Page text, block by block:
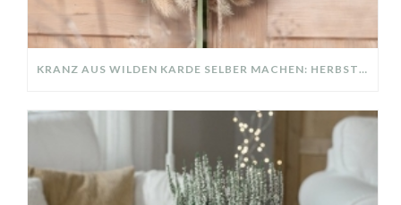
KRANZ AUS WILDEN KARDE SELBER MACHEN: HERBSTDEKO GANZ EINFACH